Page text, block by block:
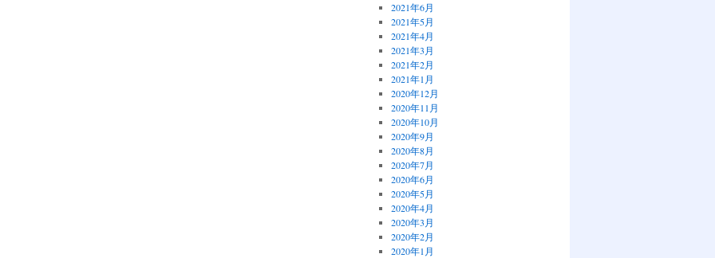
2021年6月
2021年5月
2021年4月
2021年3月
2021年2月
2021年1月
2020年12月
2020年11月
2020年10月
2020年9月
2020年8月
2020年7月
2020年6月
2020年5月
2020年4月
2020年3月
2020年2月
2020年1月